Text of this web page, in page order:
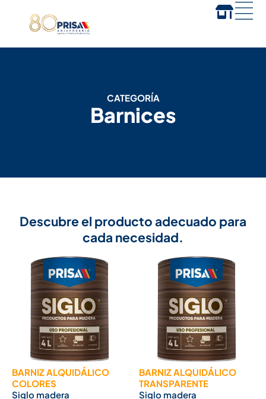
CATEGORÍA
Barnices
Descubre el producto adecuado para
cada necesidad.
BARNIZ ALQUIDÁLICO
COLORES
Siglo madera
BARNIZ ALQUIDÁLICO
TRANSPARENTE
Siglo madera